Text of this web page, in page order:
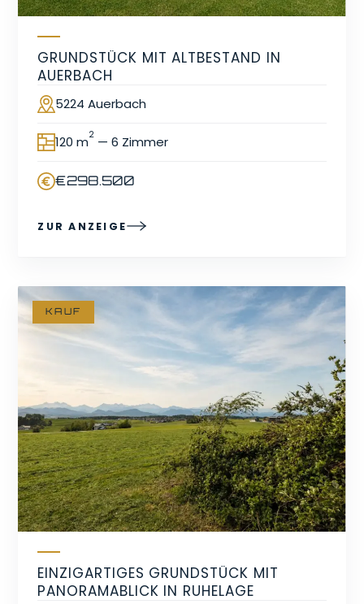
GRUNDSTÜCK MIT ALTBESTAND IN
AUERBACH
Ort5224 Auerbach
Fläche
120 m2 — 6 Zimmer
Preis
€298.500
ZUR ANZEIGE
KAUF
EINZIGARTIGES GRUNDSTÜCK MIT
PANORAMABLICK IN RUHELAGE